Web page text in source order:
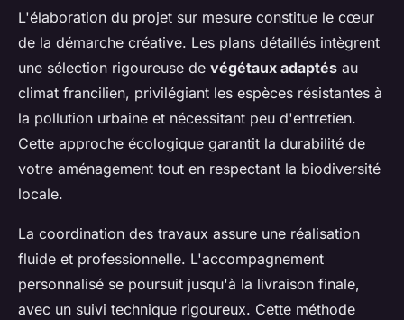
L'élaboration du projet sur mesure constitue le cœur
de la démarche créative. Les plans détaillés intègrent
une sélection rigoureuse de végétaux adaptés au
climat francilien, privilégiant les espèces résistantes à
la pollution urbaine et nécessitant peu d'entretien.
Cette approche écologique garantit la durabilité de
votre aménagement tout en respectant la biodiversité
locale.
La coordination des travaux assure une réalisation
fluide et professionnelle. L'accompagnement
personnalisé se poursuit jusqu'à la livraison finale,
avec un suivi technique rigoureux. Cette méthode